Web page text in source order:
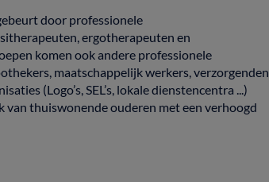
door professionele
ergotherapeutenen
komenookandere professionele
maatschappelijkwerkers,verzorgenden
(Logo’s,SEL’s, lokaledienstencentra ...)
vanthuiswonendeouderen meteenverhoogd